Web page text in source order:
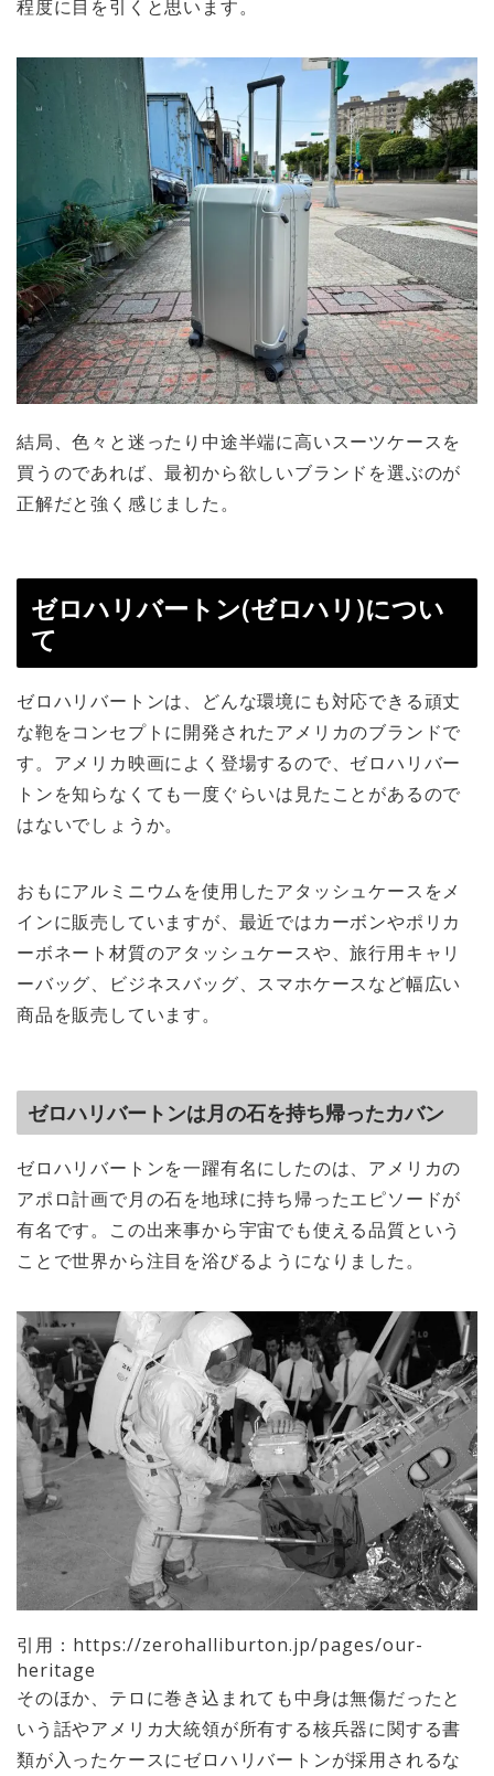
程度に目を引くと思います。
結局、色々と迷ったり中途半端に高いスーツケースを
買うのであれば、最初から欲しいブランドを選ぶのが
正解だと強く感じました。
ゼロハリバートン(ゼロハリ)につい
て
ゼロハリバートンは、どんな環境にも対応できる頑丈
な鞄をコンセプトに開発されたアメリカのブランドで
す。アメリカ映画によく登場するので、ゼロハリバー
トンを知らなくても一度ぐらいは見たことがあるので
はないでしょうか。
おもにアルミニウムを使用したアタッシュケースをメ
インに販売していますが、最近ではカーボンやポリカ
ーボネート材質のアタッシュケースや、旅行用キャリ
ーバッグ、ビジネスバッグ、スマホケースなど幅広い
商品を販売しています。
ゼロハリバートンは月の石を持ち帰ったカバン
ゼロハリバートンを一躍有名にしたのは、アメリカの
アポロ計画で月の石を地球に持ち帰ったエピソードが
有名です。この出来事から宇宙でも使える品質という
ことで世界から注目を浴びるようになりました。
引用：https://zerohalliburton.jp/pages/our-
heritage
そのほか、テロに巻き込まれても中身は無傷だったと
いう話やアメリカ大統領が所有する核兵器に関する書
類が入ったケースにゼロハリバートンが採用されるな